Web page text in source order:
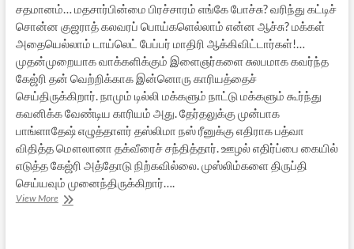
சதமானம்… மதசார்பின்மை பிரச்சாரம் எங்கே போச்சு? வரிந்து கட்டிச்
சொன்ன குஜராத் கலவரப் பொய்களெல்லாம் என்ன ஆச்சு? மக்கள்
அதையெல்லாம் டாய்லெட் பேப்பர் மாதிரி ஆக்கிவிட்டார்கள்!…
முதன்முறையாக வாக்களிக்கும் இளைஞர்களை சுலபமாக கவர்ந்த
கேஜ்ரி தன் வெற்றிக்காக இன்னொரு காரியத்தைச்
செய்திருக்கிறார். நாமும் டில்லி மக்களும் நாட்டு மக்களும் கூர்ந்து
கவனிக்க வேண்டிய காரியம் அது. தேர்தலுக்கு முன்பாக
பாங்ளாதேஷ் எழுத்தாளர் தஸ்லிமா நஸ் ரீனுக்கு எதிராக பத்வா
விதித்த மௌலானா தக்வீரைச் சந்தித்தார். ஊழல் எதிர்ப்பை கையில்
எடுத்த கேஜ்ரி அத்தோடு நிற்கவில்லை. முஸ்லிம்களை திருப்தி
செய்யவும் முனைந்திருக்கிறார்….
View Moreகுறையொன்றும்